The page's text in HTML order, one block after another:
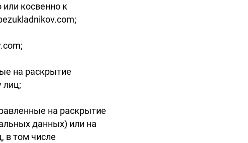
косвенно к
на раскрытие
лиц;
на раскрытие
данных) или на
в том числе